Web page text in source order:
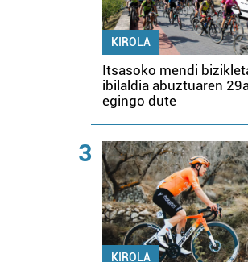
KIROLA
Itsasoko mendi
ibilaldia abuztuaren
egingo dute
3
KIROLA